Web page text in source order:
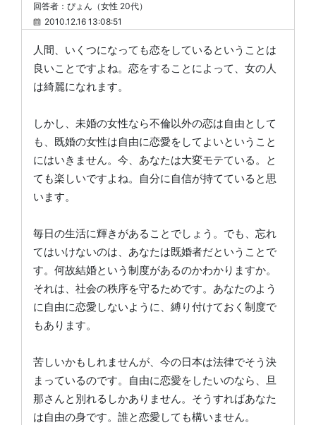
回答者：ぴょん（女性 20代）
2010.12.16 13:08:51
人間、いくつになっても恋をしているということは
良いことですよね。恋をすることによって、女の人
は綺麗になれます。
しかし、未婚の女性なら不倫以外の恋は自由として
も、既婚の女性は自由に恋愛をしてよいということ
にはいきません。今、あなたは大変モテている。と
ても楽しいですよね。自分に自信が持てていると思
います。
毎日の生活に輝きがあることでしょう。でも、忘れ
てはいけないのは、あなたは既婚者だということで
す。何故結婚という制度があるのかわかりますか。
それは、社会の秩序を守るためです。あなたのよう
に自由に恋愛しないように、縛り付けておく制度で
もあります。
苦しいかもしれませんが、今の日本は法律でそう決
まっているのです。自由に恋愛をしたいのなら、旦
那さんと別れるしかありません。そうすればあなた
は自由の身です。誰と恋愛しても構いません。